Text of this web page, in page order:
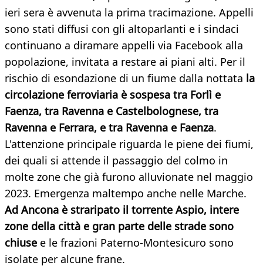
ieri sera è avvenuta la prima tracimazione. Appelli
sono stati diffusi con gli altoparlanti e i sindaci
continuano a diramare appelli via Facebook alla
popolazione, invitata a restare ai piani alti. Per il
rischio di esondazione di un fiume dalla nottata la
circolazione ferroviaria è sospesa tra Forlì e
Faenza, tra Ravenna e Castelbolognese, tra
Ravenna e Ferrara, e tra Ravenna e Faenza.
L'attenzione principale riguarda le piene dei fiumi,
dei quali si attende il passaggio del colmo in
molte zone che già furono alluvionate nel maggio
2023. Emergenza maltempo anche nelle Marche.
Ad Ancona è straripato il torrente Aspio, intere
zone della città e gran parte delle strade sono
chiuse e le frazioni Paterno-Montesicuro sono
isolate per alcune frane.